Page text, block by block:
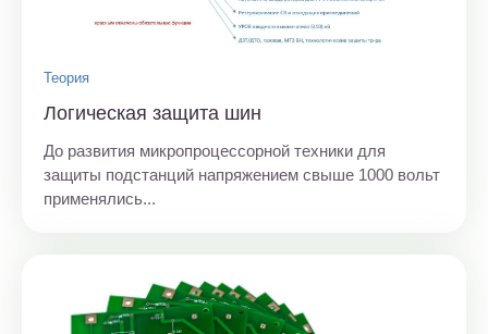
Теория
Логическая защита шин
До развития микропроцессорной техники для
защиты подстанций напряжением свыше 1000 вольт
применялись...